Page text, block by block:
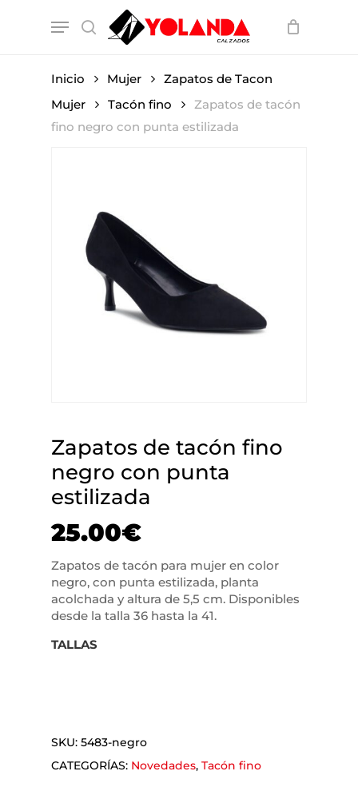
search
Menu
Inicio Mujer
Zapatos de Tacon
Mujer
Tacón fino
Zapatos de tacón
fino negro con punta estilizada
Zapatos de tacón fino
negro con punta
estilizada
25.00€
Zapatos de tacón para mujer en color
negro, con punta estilizada, planta
acolchada y altura de 5,5 cm. Disponibles
desde la talla 36 hasta la 41.
TALLAS
SKU: 5483-negro
CATEGORÍAS: Novedades, Tacón fino